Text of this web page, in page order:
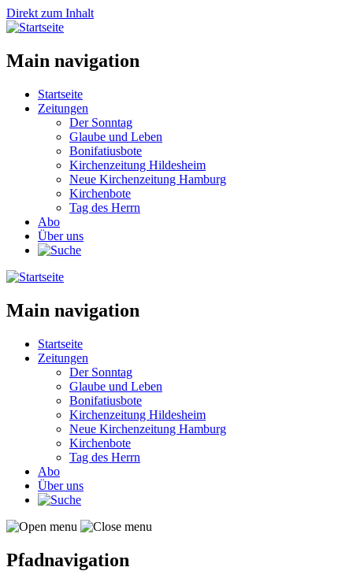
Direkt zum Inhalt
Main navigation
Startseite
Zeitungen
Der Sonntag
Glaube und Leben
Bonifatiusbote
Kirchenzeitung Hildesheim
Neue Kirchenzeitung Hamburg
Kirchenbote
Tag des Herrn
Abo
Über uns
Main navigation
Startseite
Zeitungen
Der Sonntag
Glaube und Leben
Bonifatiusbote
Kirchenzeitung Hildesheim
Neue Kirchenzeitung Hamburg
Kirchenbote
Tag des Herrn
Abo
Über uns
Pfadnavigation